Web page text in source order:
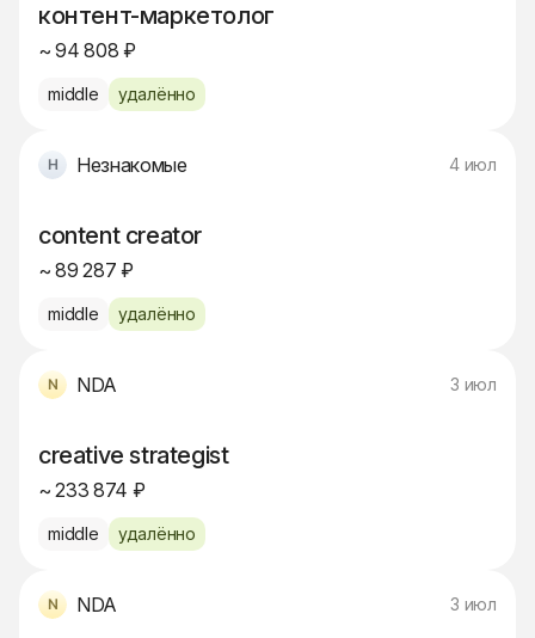
контент-маркетолог
~ 94 808 ₽
middle удалённо
Незнакомые 4 июл
content creator
~ 89 287 ₽
middle удалённо
NDA 3 июл
creative strategist
~ 233 874 ₽
middle удалённо
NDA 3 июл